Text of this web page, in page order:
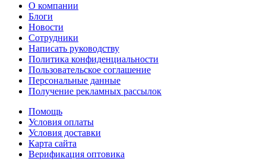
О компании
Блоги
Новости
Сотрудники
Написать руководству
Политика конфиденциальности
Пользовательское соглашение
Персональные данные
Получение рекламных рассылок
Помощь
Условия оплаты
Условия доставки
Карта сайта
Верификация оптовика